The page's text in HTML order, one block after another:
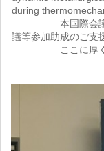
during
本国際会議の参
議等参加助成のご支
ここに厚く感